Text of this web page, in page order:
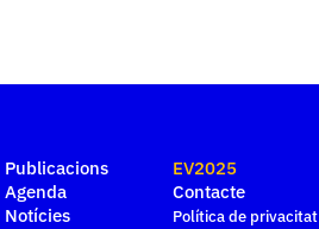
Publicacions
Agenda
Notícies
EV2025
Contacte
Política de privacitat